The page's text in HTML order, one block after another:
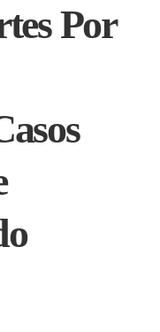
Por